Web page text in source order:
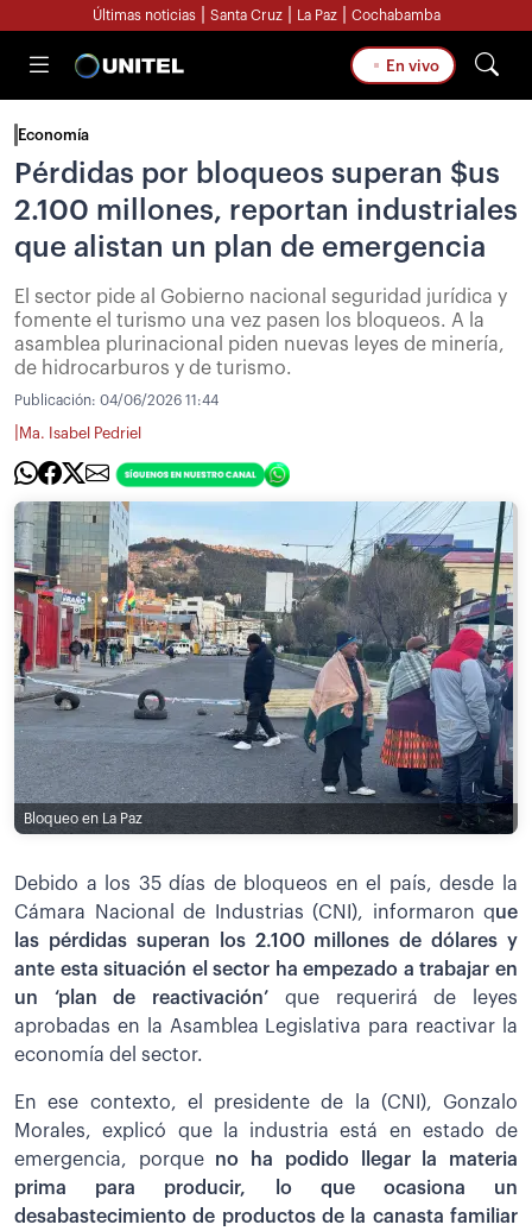
Últimas noticias Santa Cruz La Paz Cochabamba
En vivo
Economía
Pérdidas por bloqueos superan $us
2.100 millones, reportan industriales
que alistan un plan de emergencia
El sector pide al Gobierno nacional seguridad jurídica y
fomente el turismo una vez pasen los bloqueos. A la
asamblea plurinacional piden nuevas leyes de minería,
de hidrocarburos y de turismo.
Publicación: 04/06/2026 11:44
Ma. Isabel Pedriel
Bloqueo en La Paz
Debido a los 35 días de bloqueos en el país, desde la
Cámara Nacional de Industrias (CNI), informaron que
las pérdidas superan los 2.100 millones de dólares y
ante esta situación el sector ha empezado a trabajar en
un ‘plan de reactivación’ que requerirá de leyes
aprobadas en la Asamblea Legislativa para reactivar la
economía del sector.
En ese contexto, el presidente de la (CNI), Gonzalo
Morales, explicó que la industria está en estado de
emergencia, porque no ha podido llegar la materia
prima para producir, lo que ocasiona un
desabastecimiento de productos de la canasta familiar